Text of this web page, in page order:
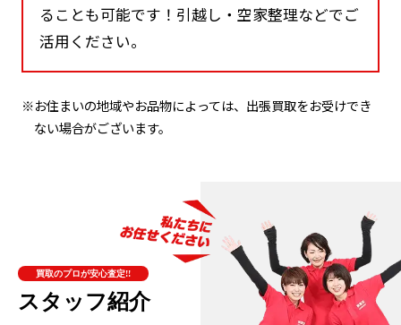
ることも可能です！引越し・空家整理などでご
活用ください。
※お住まいの地域やお品物によっては、出張買取をお受けでき
ない場合がございます。
買取のプロが安心査定!!
スタッフ紹介